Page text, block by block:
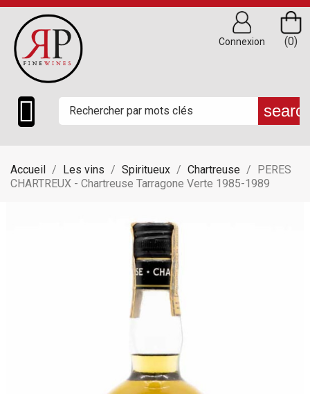

(0)
Connexion
Accueil Les vins Spiritueux Chartreuse
PERES
CHARTREUX - Chartreuse Tarragone Verte 1985-1989